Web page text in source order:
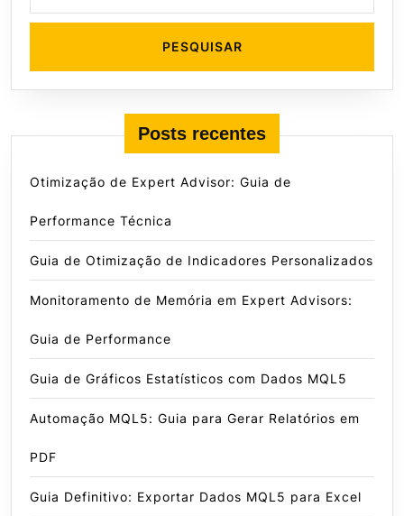
Posts recentes
Otimização de Expert Advisor: Guia de
Performance Técnica
Guia de Otimização de Indicadores Personalizados
Monitoramento de Memória em Expert Advisors:
Guia de Performance
Guia de Gráficos Estatísticos com Dados MQL5
Automação MQL5: Guia para Gerar Relatórios em
PDF
Guia Definitivo: Exportar Dados MQL5 para Excel